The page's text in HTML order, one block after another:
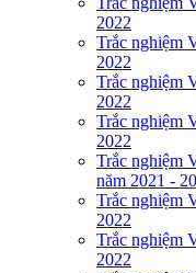
2022
Trắc nghiệm
2022
Trắc nghiệm
2022
Trắc nghiệm
2022
Trắc nghiệm
năm 2021 -
Trắc nghiệm
2022
Trắc nghiệm
2022